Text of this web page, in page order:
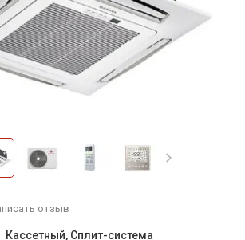
отзыв
Кассетный, Сплит-система